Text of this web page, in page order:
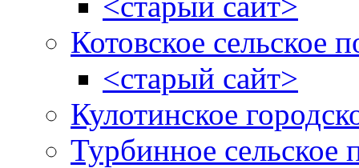
Котовское сельское
<старый сайт>
Кулотинское
Турбинное сельское